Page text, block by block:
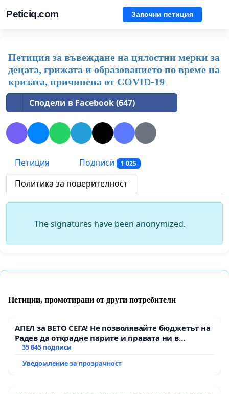
Peticiq.com Започни петиция
Петиция за въвеждане на цялостни мерки за
децата, грижата и образованието по време на
кризата, причинена от COVID-19
Сподели в Facebook (647)
Петиция Подписи 1 025
Политика за поверителност
The signatures have been anonymized.
Петиции, промотирани от други потребители
АПЕЛ за ВЕТО СЕГА! Не позволявайте бюджетът на
Радев да открадне парите и правата ни в
тъмното
35 845 подписи
Уведомление за прозрачност